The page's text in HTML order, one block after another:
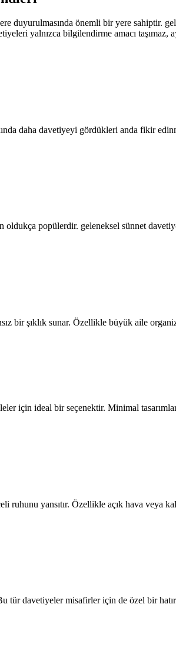
önemli bir yere sahiptir.
yalnızca bilgilendirme amacı taşımaz,
daha davetiyeyi gördükleri anda fikir
popülerdir. geleneksel sünnet
bir şıklık sunar. Özellikle büyük aile
için ideal bir seçenektir. Minimal
ruhunu yansıtır. Özellikle açık hava veya
tür davetiyeler misafirler için de özel bir